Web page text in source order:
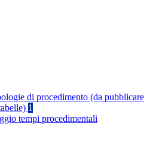
di procedimento (da pubblicare
1
tempi procedimentali